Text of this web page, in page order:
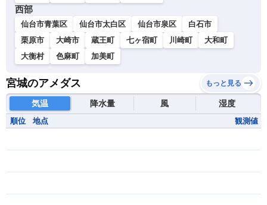
西部
仙台市青葉区 仙台市太白区 仙台市泉区
白石市
栗原市
大崎市 蔵王町 七ヶ宿町 川崎町
大和町
大衡村
色麻町 加美町
宮城のアメダス もっと見る
気温 降水量 風 湿度
順位 地点 観測値